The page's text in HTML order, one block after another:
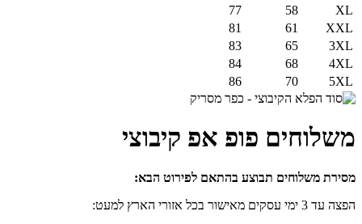
XL
58
77
XXL
61
81
3XL
65
83
4XL
68
84
5XL
70
86
משלוחים פופ אפ קיבוצי
מסירת משלוחים תבוצע בהתאם לפירוט הבא:
הפצה עד 3 ימי עסקים מאישור בכל אזורי הארץ למעט: